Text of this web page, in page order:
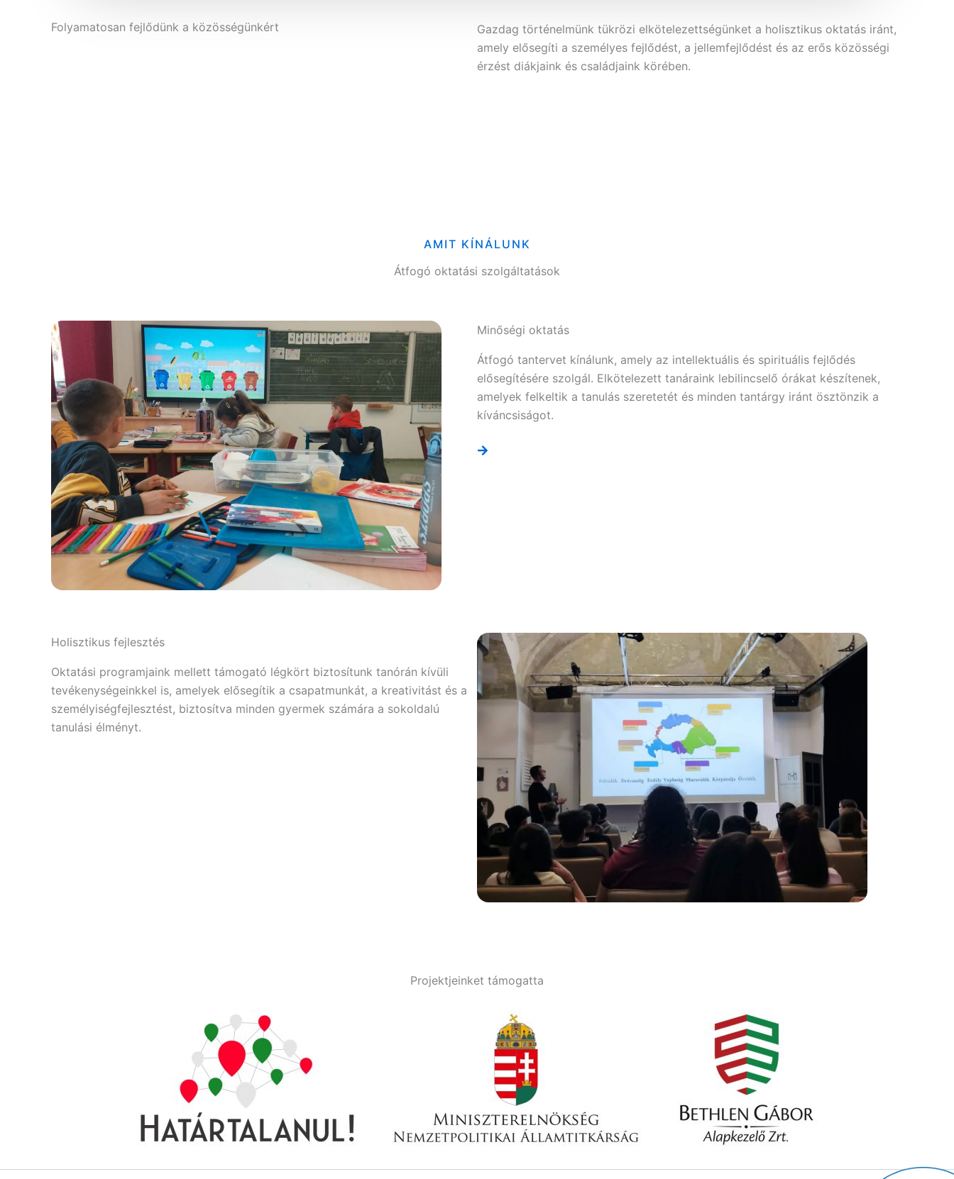
Folyamatosan fejlődünk a közösségünkért
Gazdag történelmünk tükrözi elkötelezettségünket a holisztikus oktatás iránt,
amely elősegíti a személyes fejlődést, a jellemfejlődést és az erős közösségi
érzést diákjaink és családjaink körében.
AMIT KÍNÁLUNK
Átfogó oktatási szolgáltatások
Minőségi oktatás
Átfogó tantervet kínálunk, amely az intellektuális és spirituális fejlődés
elősegítésére szolgál. Elkötelezett tanáraink lebilincselő órákat készítenek,
amelyek felkeltik a tanulás szeretetét és minden tantárgy iránt ösztönzik a
kíváncsiságot.
Holisztikus fejlesztés
Oktatási programjaink mellett támogató légkört biztosítunk tanórán kívüli
tevékenységeinkkel is, amelyek elősegítik a csapatmunkát, a kreativitást és a
személyiségfejlesztést, biztosítva minden gyermek számára a sokoldalú
tanulási élményt.
Projektjeinket támogatta